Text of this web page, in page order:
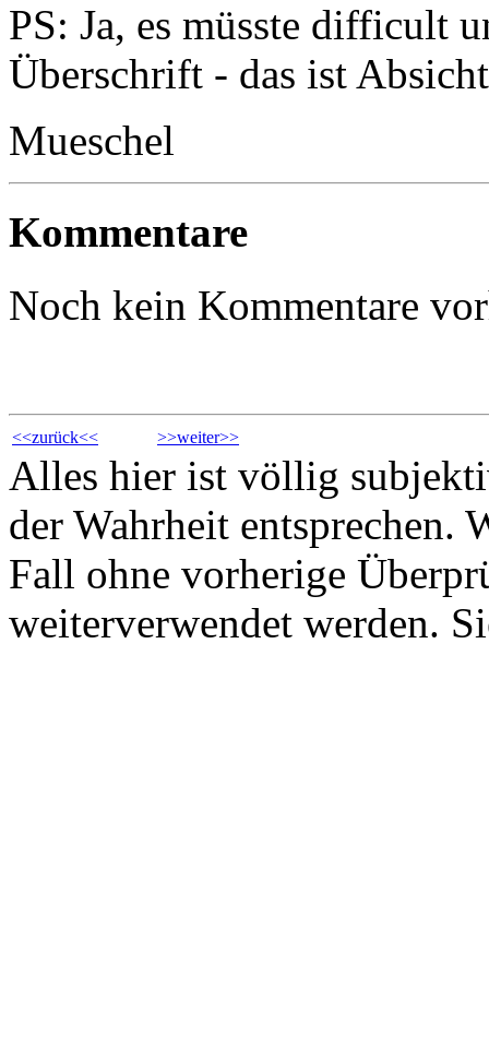
PS: Ja, es müsste difficult
Überschrift - das ist
Mueschel
Kommentare
Noch kein Kommentare
<<zurück<< >>weiter>>
Alles hier ist völlig
der Wahrheit entsprechen.
Fall ohne vorherige
weiterverwendet werden.